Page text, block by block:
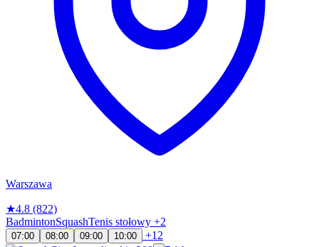
Warszawa
★4.8 (822)
BadmintonSquashTenis stołowy +2
07:00 08:00 09:00 10:00
+12